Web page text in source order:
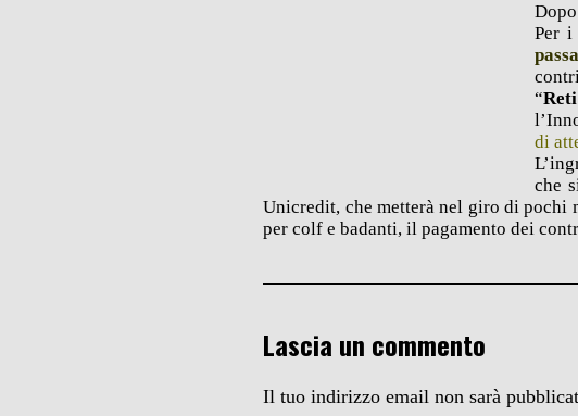
Per i
“
di
che
Unicredit, che metterà nel giro di
per colf e badanti, il pagamento dei
Lascia un commento
Il tuo indirizzo email non sarà